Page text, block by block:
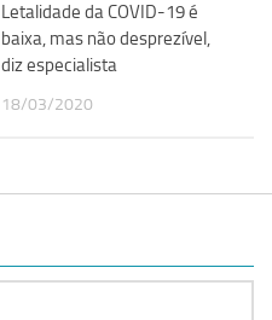
Letalidade da COVID-19 é
baixa, mas não desprezível,
diz especialista
18/03/2020